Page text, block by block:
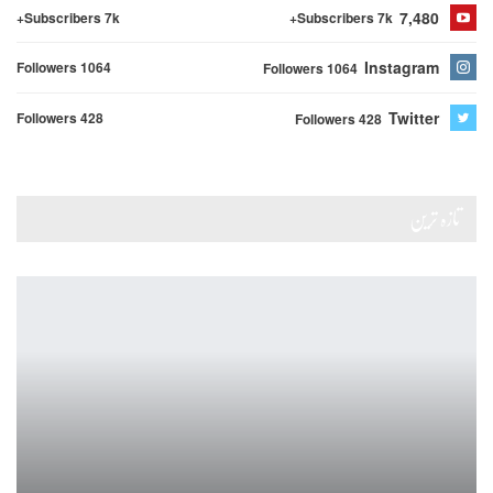
7,480
Subscribers 7k+
Subscribers 7k+
Instagram
Followers 1064
Followers 1064
Twitter
Followers 428
Followers 428